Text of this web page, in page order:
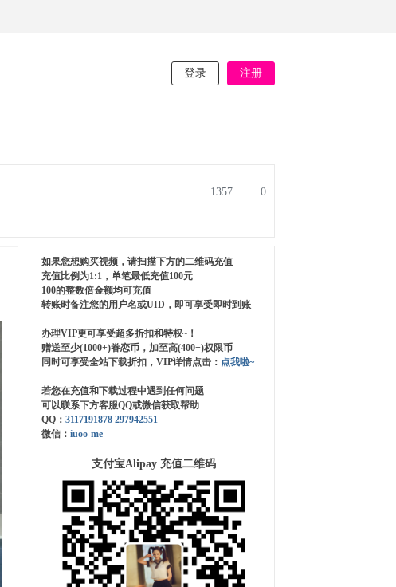
登录 注册
0
1357
如果您想购买视频，请扫描下方的二维码充值
充值比例为1:1，单笔最低充值100元
100的整数倍金额均可充值
转账时备注您的用户名或UID，即可享受即时到账
办理VIP更可享受超多折扣和特权~！
赠送至少(1000+)眷恋币，加至高(400+)权限币
同时可享受全站下载折扣，VIP详情点击： 点我啦~
若您在充值和下载过程中遇到任何问题
可以联系下方客服QQ或微信获取帮助
QQ： 3117191878 297942551
微信： iuoo-me
支付宝Alipay 充值二维码